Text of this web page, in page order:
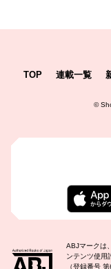
TOP 連載一覧
©
ABJマークは
ンテンツ使用
（登録番号